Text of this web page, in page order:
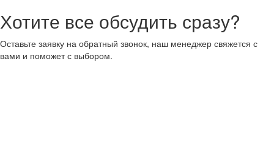
Хотите все обсудить сразу?
Оставьте заявку на обратный звонок, наш менеджер свяжется с
вами и поможет с выбором.